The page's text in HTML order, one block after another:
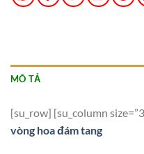
MÔ TẢ
[su_row] [su_column
vòng hoa đám tang